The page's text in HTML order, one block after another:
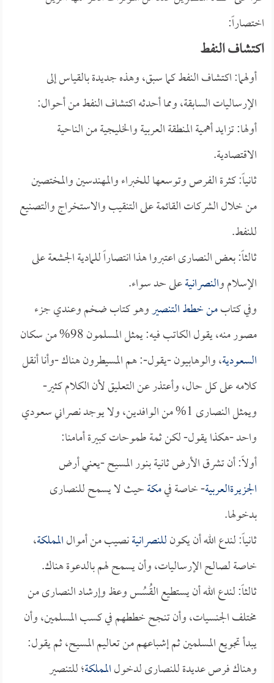
اختصاراً:
اكتشاف النفط
أولهما: اكتشاف النفط كما سبق، وهذه جديدة بالقياس إلى
الإرساليات السابقة، ومما أحدثه اكتشاف النفط من أحوال:
أولها: تزايد أهمية المنطقة العربية والخليجية من الناحية
الاقتصادية.
ثانياً: كثرة الفرص وتوسعها للخبراء والمهندسين والمختصين
من خلال الشركات القائمة على التنقيب والاستخراج والتصنيع
للنفط.
ثالثاً: بعض النصارى اعتبروا هذا انتصاراً للمادية الجشعة على
الإسلام والنصرانيةعلى حد سواء.
وفي كتابمن خطط التنصيروهو كتاب ضخم وعندي جزء
مصور منه، يقول الكاتب فيه: يمثل المسلمون 98% من سكان
السعودية، والوهابيون -يقول-: هم المسيطرون هناك -وأنا أنقل
كلامه على كل حال، وأعتذر عن التعليق لأن الكلام كثير-
ويمثل النصارى 1% من الوافدين، ولا يوجد نصراني سعودي
واحد -هكذا يقول- لكن ثمة طموحات كبيرة أمامنا:
أولاً: أن تشرق الأرض ثانية بنور المسيح -يعني أرض
الجزيرةالعربية- خاصة فيمكةحيث لا يسمح للنصارى
بدخولها.
ثانياً: لندع الله أن يكونللنصرانيةنصيب من أموالالمملكة،
خاصة لصالح الإرساليات، وأن يسمح لهم بالدعوة هناك.
ثالثاً: لندع الله أن يستطيع القُسُس وعظ وإرشاد النصارى من
مختلف الجنسيات، وأن تنجح خططهم في كسب المسلمين، وأن
يبدأ تجويع المسلمين ثم إشباعهم من تعاليم المسيح، ثم يقول:
وهناك فرص عديدة للنصارى لدخولالمملكة؛ للتنصير